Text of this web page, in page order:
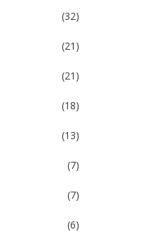
(32)
(21)
(21)
(18)
(13)
(7)
(7)
(6)